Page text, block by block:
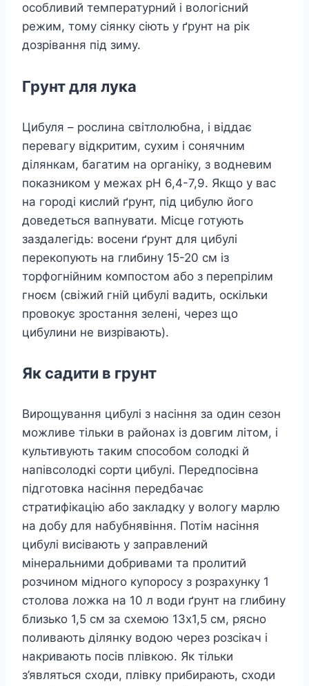
особливий температурний і вологісний
режим, тому сіянку сіють у ґрунт на рік
дозрівання під зиму.
Грунт для лука
Цибуля – рослина світлолюбна, і віддає
перевагу відкритим, сухим і сонячним
ділянкам, багатим на органіку, з водневим
показником у межах рН 6,4-7,9. Якщо у вас
на городі кислий ґрунт, під цибулю його
доведеться вапнувати. Місце готують
заздалегідь: восени ґрунт для цибулі
перекопують на глибину 15-20 см із
торфогнійним компостом або з перепрілим
гноєм (свіжий гній цибулі вадить, оскільки
провокує зростання зелені, через що
цибулини не визрівають).
Як садити в грунт
Вирощування цибулі з насіння за один сезон
можливе тільки в районах із довгим літом, і
культивують таким способом солодкі й
напівсолодкі сорти цибулі. Передпосівна
підготовка насіння передбачає
стратифікацію або закладку у вологу марлю
на добу для набубнявіння. Потім насіння
цибулі висівають у заправлений
мінеральними добривами та пролитий
розчином мідного купоросу з розрахунку 1
столова ложка на 10 л води ґрунт на глибину
близько 1,5 см за схемою 13х1,5 см, рясно
поливають ділянку водою через розсікач і
накривають посів плівкою. Як тільки
з’являться сходи, плівку прибирають, сходи